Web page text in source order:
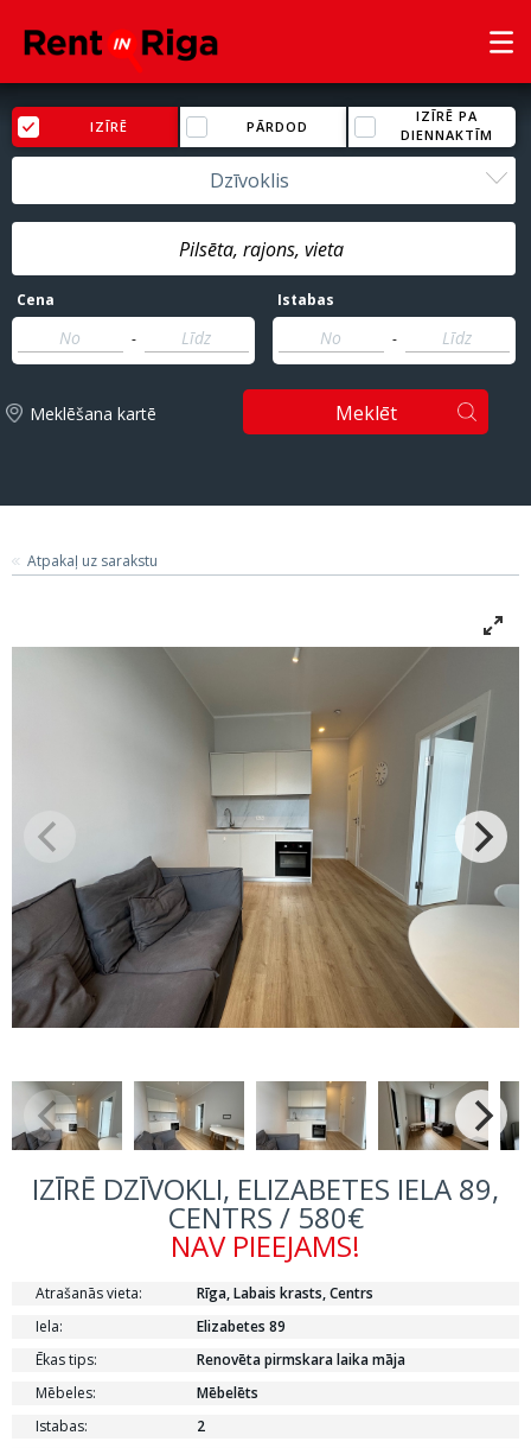
IZĪRĒ PĀRDOD
IZĪRĒ PA
DIENNAKTĪM
Dzīvoklis
Cena
-
Istabas
-
Meklēšana kartē Meklēt
Atpakaļ uz sarakstu
IZĪRĒ DZĪVOKLI, ELIZABETES IELA 89,
CENTRS / 580€
NAV PIEEJAMS!
Atrašanās vieta:
Rīga, Labais krasts, Centrs
Iela:
Elizabetes 89
Ēkas tips:
Renovēta pirmskara laika māja
Mēbeles:
Mēbelēts
Istabas:
2